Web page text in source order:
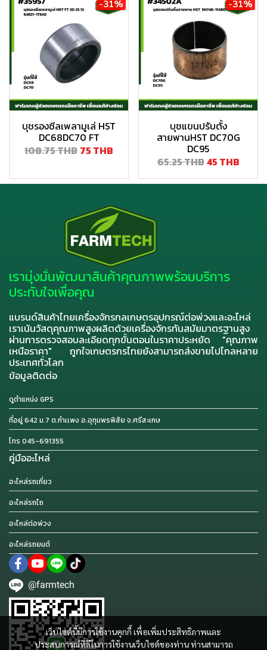
-31%
บุชรองซีลเพลามูเล่ HST
DC68DC70 FT
108.75 THB 75 THB
-31%
บุชแขนปรับตั้ง
สายพานHST DC70G
DC95
65.25 THB45 THB
เว็บไซต์นี้มีการใช้งานคุกกี้ เพื่อเพิ่มประสิทธิภาพและ
ประสบการณ์ที่ดีในการใช้งานเว็บไซต์ของท่าน ท่านสามารถ
เรามุ่งมั่นพัฒนาสินค้าคุณภาพพร้อมบริการ
ประทับใจเพื่อคุณ
แบรนด์สินค้าไทยเครื่องจักรกลเกษตรอุปกรณ์ต่อพ่วงและอะไหล่
เราเน้นวัสดุคุณภาพสูงผลิตด้วยเครื่องจักรทันสมัยมาตรฐานสูง
ผ่านการตรวจสอบละเอียดทุกขั้นตอนในราคาประหยัด "คุณภาพ
เหนือราคา" ถูกใจเกษตรกรไทยยังสามารถส่งขายไปไกลหลาย
ประเทศทั่วโลก
ข้อมูลติดต่อ
ดูตำแหน่ง GPS
ที่อยู่ 642 ม.7 ต.กำเเพง อ.อุทุมพรพิสัย จ.ศรีสะเกษ
โทร 045-691355
คู่มืออะไหล่
อะไหล่รถเกี่ยว
อะไหล่รถไถ
อะไหล่ต่อพ่วง
อะไหล่รถยนต์
@farmtech